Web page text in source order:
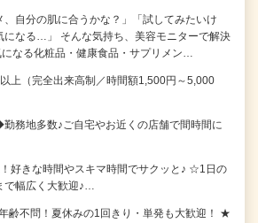
、自分の肌に合うかな？」「試してみたいけ
になる…」 そんな気持ち、美容モニターで解決
なる化粧品・健康食品・サプリメン…
上（完全出来高制／時間額1,500円～5,000
務地多数♪ご自宅やお近くの店舗で間時間に
好きな時間やスキマ時間でサクッと♪ ☆1日の
で幅広く大歓迎♪…
齢不問！夏休みの1回きり・単発も大歓迎！ ★